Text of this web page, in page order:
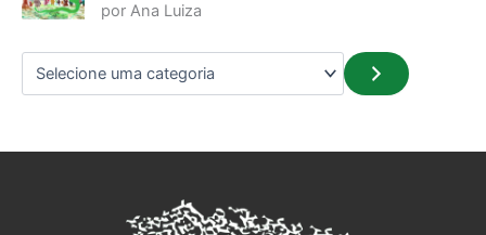
Avaliação
5
por Ana Luiza